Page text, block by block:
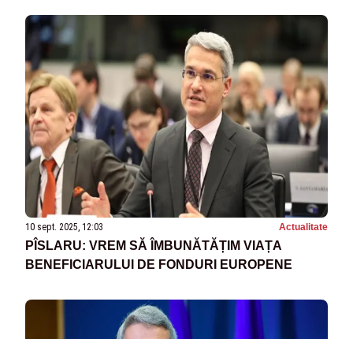
10 sept. 2025, 12:03 Actualitate
PÎSLARU: VREM SĂ ÎMBUNĂTĂȚIM VIAȚA
BENEFICIARULUI DE FONDURI EUROPENE